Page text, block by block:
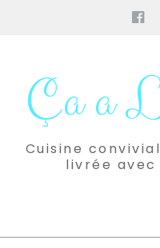
contenuÇa a
Cuisine
livrée avec